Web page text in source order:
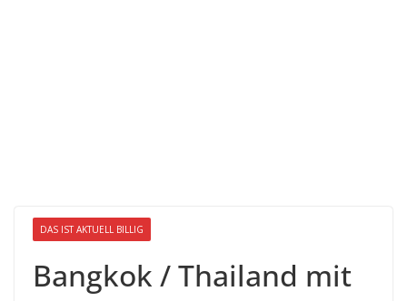
DAS IST AKTUELL BILLIG
Bangkok / Thailand mit